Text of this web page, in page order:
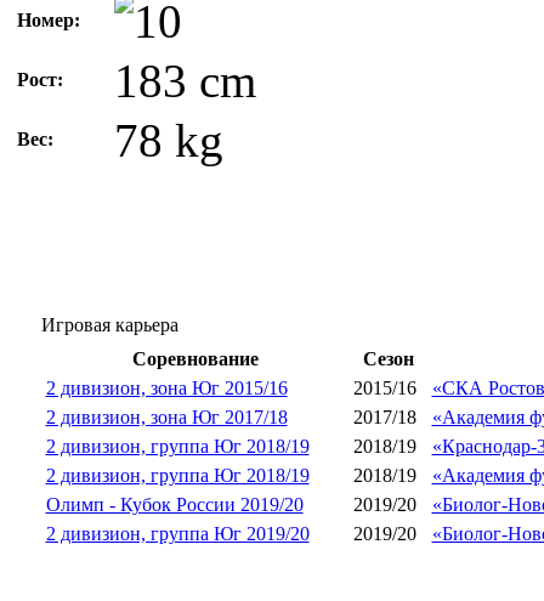
Номер:
Рост: 183 cm
Вес: 78 kg
Игровая карьера
Соревнование
Сезон
2 дивизион, зона Юг 2015/16
2015/16
«СКА
2 дивизион, зона Юг 2017/18
2017/18
«Академия
2 дивизион, группа Юг 2018/19
2018/19
«Краснодар-
2 дивизион, группа Юг 2018/19
2018/19
«Академия
Олимп - Кубок России 2019/20
2019/20
«Биолог-
2 дивизион, группа Юг 2019/20
2019/20 «Биолог-